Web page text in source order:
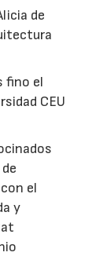
de
fino el
CEU
el
y